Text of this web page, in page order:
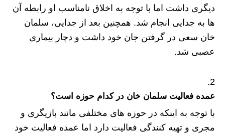
دیگری داشت اما با توجه به اخلاق نامناسب او رابطه آن
ها به جدایی انجام شد. همچنین بعد از جدایی، سلمان
خان سعی در گرفتن جان خود داشت و دچار بیماری
عصبی شد.
عمده فعالیت سلمان خان در کدام حوزه است؟
با توجه به اینکه در حوزه‌ های مختلفی مانند بازیگری و
مجری و تهیه کنندگی فعالیت دارد اما عمده فعالیت خود